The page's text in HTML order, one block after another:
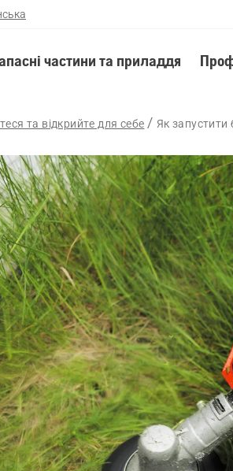
частини та приладдя
та відкрийте для себе Як